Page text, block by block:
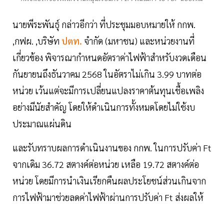
นายพีระพันธุ์ กล่าวอีกว่า ที่ประชุมมอบหมายให้ กกพ.
,กฟผ. ,บริษัท ปตท. จำกัด (มหาชน) และหน่วยงานที่
เกี่ยวข้อง พิจารณากำหนดอัตราค่าไฟฟ้าสำหรับงวดเดือน
กันยายนถึงธันวาคม 2568 ในอัตราไม่เกิน 3.99 บาทต่อ
หน่วย เว้นแต่จะมีการเปลี่ยนแปลงราคาต้นทุนเชื้อเพลิง
อย่างมีนัยสำคัญ โดยให้ดำเนินการทั้งหมดโดยไม่ใช้งบ
ประมาณแผ่นดิน
และรับทราบผลการดำเนินงานของ กกพ. ในการปรับค่า Ft
จากเดิม 36.72 สตางค์ต่อหน่วย เหลือ 19.72 สตางค์ต่อ
หน่วย โดยมีการนำเงินเรียกคืนผลประโยชน์ส่วนเกินจาก
การไฟฟ้ามาช่วยลดค่าไฟฟ้าผ่านการปรับค่า Ft ส่งผลให้